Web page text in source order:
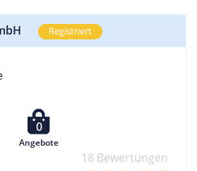
Registriert
0
Angebote
18 Bewertungen